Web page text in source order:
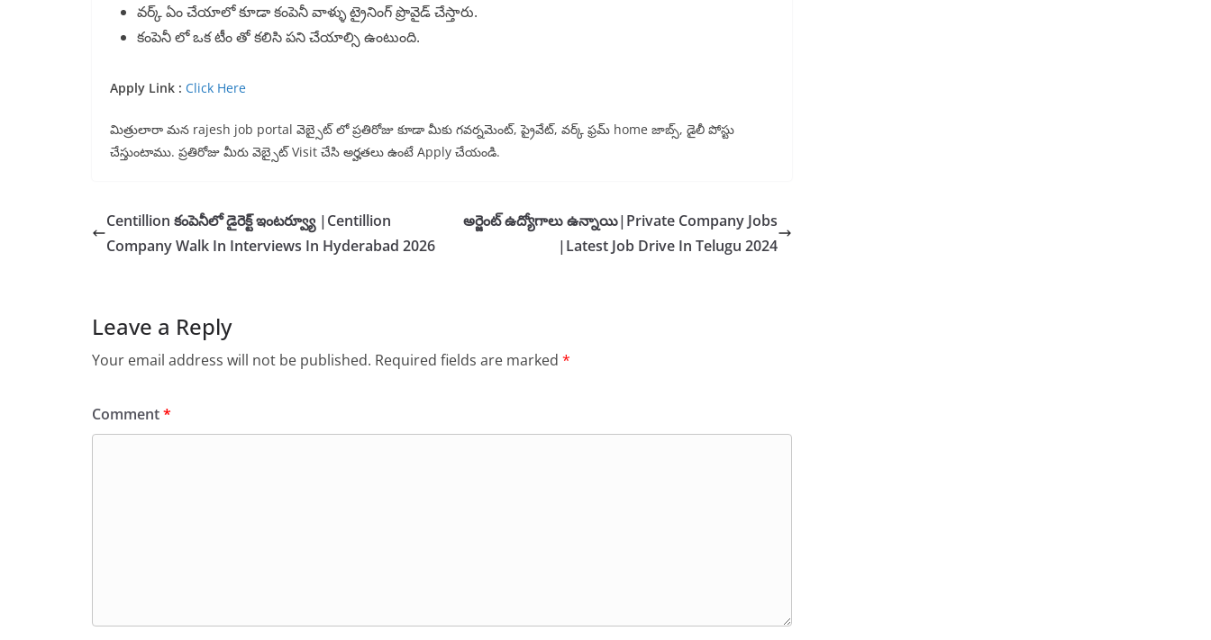
వర్క్ ఏం చేయాలో కూడా కంపెనీ వాళ్ళు ట్రైనింగ్ ప్రొవైడ్ చేస్తారు.
కంపెనీ లో ఒక టీం తో కలిసి పని చేయాల్సి ఉంటుంది.
Apply Link : Click Here
మిత్రులారా మన rajesh job portal వెబ్సైట్ లో ప్రతిరోజు కూడా మీకు గవర్నమెంట్, ప్రైవేట్, వర్క్ ఫ్రమ్ home జాబ్స్, డైలీ పోస్టు
చేస్తుంటాము. ప్రతిరోజు మీరు వెబ్సైట్ Visit చేసి అర్హతలు ఉంటే Apply చేయండి.
Centillion కంపెనీలో డైరెక్ట్ ఇంటర్వ్యూ |Centillion
Company Walk In Interviews In Hyderabad 2026
అర్జెంట్ ఉద్యోగాలు ఉన్నాయి|Private Company Jobs
|Latest Job Drive In Telugu 2024
Leave a Reply
Your email address will not be published. Required fields are marked *
Comment*